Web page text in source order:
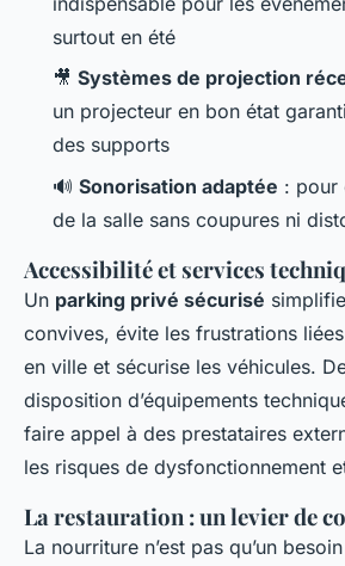
surtout en été
🎥 Systèmes de projection
un projecteur en bon état
des supports
🔊 Sonorisation adaptée : pour
de la salle sans coupures ni
Accessibilité et services
Un parking privé sécurisé
convives, évite les frustrations
en ville et sécurise les véhicules.
disposition d’équipements
faire appel à des prestataires
les risques de dysfonctionnement
La restauration : un levier de
La nourriture n’est pas qu’un